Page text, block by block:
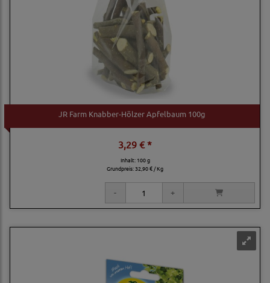
JR Farm Knabber-Hölzer Apfelbaum 100g
3,29 € *
Inhalt: 100 g
Grundpreis:32,90 € / Kg